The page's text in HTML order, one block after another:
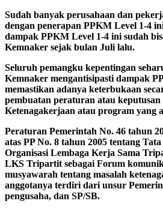
Sudah banyak perusahaan dan
dengan penerapan PPKM Level 1-4
dampak PPKM Level 1-4 ini sudah
Kemnaker sejak bulan Juli lalu.
Seluruh pemangku kepentingan
Kemnaker mengantisipasti dampak
memastikan adanya keterbukaan
pembuatan peraturan atau
Ketenagakerjaan atau program yang
Peraturan Pemerintah No. 46 tahun
atas PP No. 8 tahun 2005 tentang
Organisasi Lembaga Kerja Sama
LKS Tripartit sebagai Forum
musyawarah tentang masalah
anggotanya terdiri dari unsur
pengusaha, dan SP/SB.